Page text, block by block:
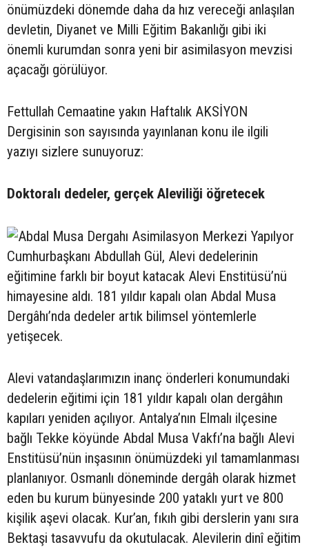
önümüzdeki dönemde daha da hız vereceği anlaşılan
devletin, Diyanet ve Milli Eğitim Bakanlığı gibi iki
önemli kurumdan sonra yeni bir asimilasyon mevzisi
açacağı görülüyor.
Fettullah Cemaatine yakın Haftalık AKSİYON
Dergisinin son sayısında yayınlanan konu ile ilgili
yazıyı sizlere sunuyoruz:
Doktoralı dedeler, gerçek Aleviliği öğretecek
Cumhurbaşkanı Abdullah Gül, Alevi dedelerinin
eğitimine farklı bir boyut katacak Alevi Enstitüsü’nü
himayesine aldı. 181 yıldır kapalı olan Abdal Musa
Dergâhı’nda dedeler artık bilimsel yöntemlerle
yetişecek.
Alevi vatandaşlarımızın inanç önderleri konumundaki
dedelerin eğitimi için 181 yıldır kapalı olan dergâhın
kapıları yeniden açılıyor. Antalya’nın Elmalı ilçesine
bağlı Tekke köyünde Abdal Musa Vakfı’na bağlı Alevi
Enstitüsü’nün inşasının önümüzdeki yıl tamamlanması
planlanıyor. Osmanlı döneminde dergâh olarak hizmet
eden bu kurum bünyesinde 200 yataklı yurt ve 800
kişilik aşevi olacak. Kur’an, fıkıh gibi derslerin yanı sıra
Bektaşi tasavvufu da okutulacak. Alevilerin dinî eğitim